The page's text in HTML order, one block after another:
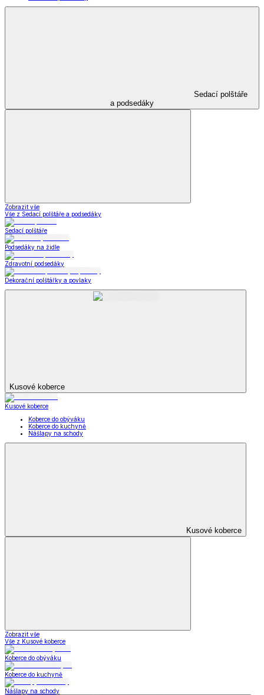
Sedací polštáře
a podsedáky
Zobrazit vše
Vše z Sedací polštáře a podsedáky
Sedací polštáře
Podsedáky na židle
Zdravotní podsedáky
Dekorační polštářky a povlaky
Kusové koberce
Kusové koberce
Koberce do obýváku
Koberce do kuchyně
Nášlapy na schody
Kusové koberce
Zobrazit vše
Vše z Kusové koberce
Koberce do obýváku
Koberce do kuchyně
Nášlapy na schody